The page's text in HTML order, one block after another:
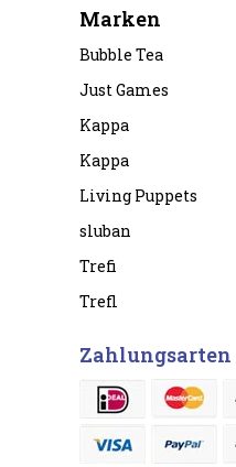
Marken
Bubble Tea
Just Games
Kappa
Kappa
Living Puppets
sluban
Trefi
Trefl
Zahlungsarten